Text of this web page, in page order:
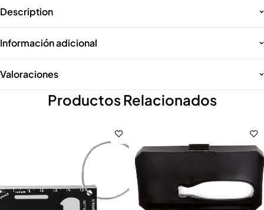
Description
Información adicional
Valoraciones
Productos Relacionados